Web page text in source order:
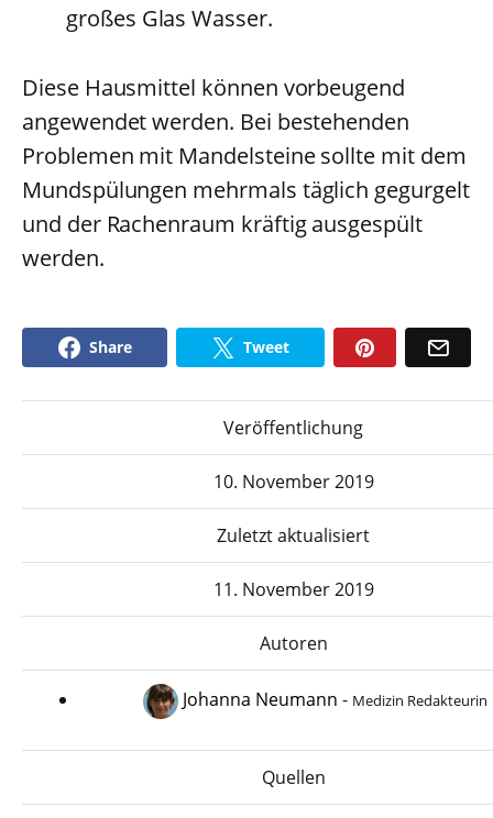
großes Glas Wasser.
Diese Hausmittel können vorbeugend
angewendet werden. Bei bestehenden
Problemen mit Mandelsteine sollte mit dem
Mundspülungen mehrmals täglich gegurgelt
und der Rachenraum kräftig ausgespült
werden.
Share Tweet
Veröffentlichung
10. November 2019
Zuletzt aktualisiert
11. November 2019
Autoren
Johanna Neumann - Medizin Redakteurin
Quellen